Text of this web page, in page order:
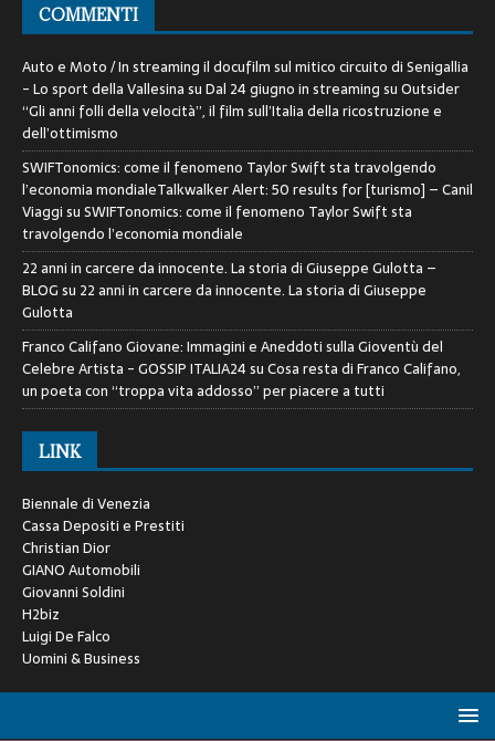
COMMENTI
Auto e Moto / In streaming il docufilm sul mitico circuito di Senigallia
- Lo sport della VallesinasuDal 24 giugno in streaming su Outsider
“Gli anni folli della velocità”, il film sull’Italia della ricostruzione e
dell’ottimismo
SWIFTonomics: come il fenomeno Taylor Swift sta travolgendo
l’economia mondialeTalkwalker Alert: 50 results for [turismo] – Canil
ViaggisuSWIFTonomics: come il fenomeno Taylor Swift sta
travolgendo l’economia mondiale
22 anni in carcere da innocente. La storia di Giuseppe Gulotta –
BLOGsu 22 anni in carcere da innocente. La storia di Giuseppe
Gulotta
Franco Califano Giovane: Immagini e Aneddoti sulla Gioventù del
Celebre Artista - GOSSIP ITALIA24suCosa resta di Franco Califano,
un poeta con “troppa vita addosso” per piacere a tutti
LINK
Biennale di Venezia
Cassa Depositi e Prestiti
Christian Dior
GIANO Automobili
Giovanni Soldini
H2biz
Luigi De Falco
Uomini & Business